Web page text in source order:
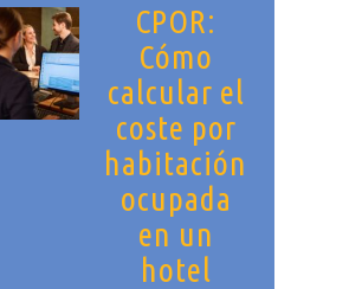
CPOR:
Cómo
calcular el
coste por
habitación
ocupada
en un
hotel